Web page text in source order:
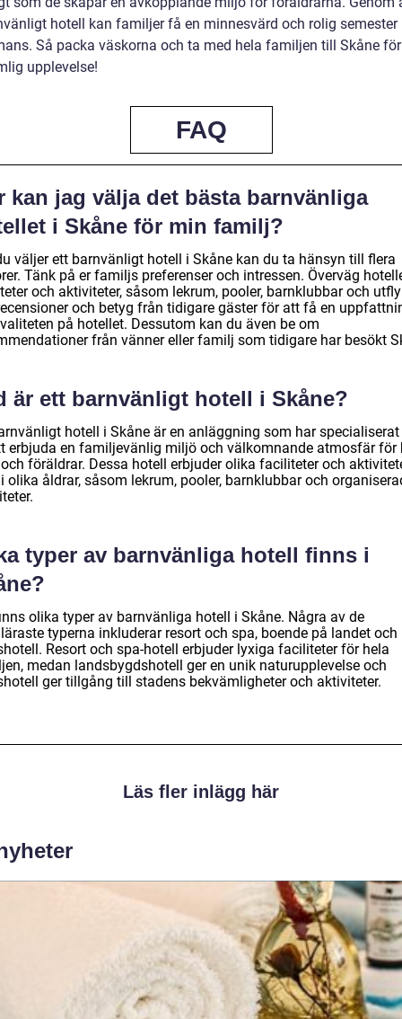
hotell kan familjer få en minnesvärd och rolig semester
Så packa väskorna och ta med hela familjen till Skåne
upplevelse!
FAQ
kan jag välja det bästa barnvänliga
i Skåne för min familj?
väljer ett barnvänligt hotell i Skåne kan du ta hänsyn till flera
Tänk på er familjs preferenser och intressen. Överväg
och aktiviteter, såsom lekrum, pooler, barnklubbar och
och betyg från tidigare gäster för att få en
på hotellet. Dessutom kan du även be om
från vänner eller familj som tidigare har besökt
är ett barnvänligt hotell i Skåne?
hotell i Skåne är en anläggning som har
erbjuda en familjevänlig miljö och välkomnande atmosfär för
föräldrar. Dessa hotell erbjuder olika faciliteter och
olika åldrar, såsom lekrum, pooler, barnklubbar och
typer av barnvänliga hotell finns i
olika typer av barnvänliga hotell i Skåne. Några av de
typerna inkluderar resort och spa, boende på landet och
Resort och spa-hotell erbjuder lyxiga faciliteter för hela
medan landsbygdshotell ger en unik naturupplevelse och
ger tillgång till stadens bekvämligheter och aktiviteter.
Läs fler inlägg här